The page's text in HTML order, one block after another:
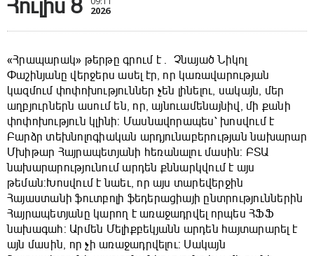
Հուլիս 8 2026
«Հրապարակ» թերթը գրում է ․ Չնայած Նիկոլ
Փաշինյանը վերջերս ասել էր, որ կառավարության
կազմում փոփոխություններ չեն լինելու, սակայն, մեր
աղբյուրներն ասում են, որ, այնուամենայնիվ, մի քանի
փոփոխություն կլինի: Մասնավորապես՝ խոսվում է
Բարձր տեխնոլոգիական արդյունաբերության նախարար
Մխիթար Հայրապետյանի հեռանալու մասին: ԲՏԱ
նախարարությունում արդեն քննարկվում է այս
թեման:Խոսվում է նաեւ, որ այս տարեվերջին
Հայաստանի ֆուտբոլի ֆեդերացիայի ընտրություններին
Հայրապետյանը կարող է առաջադրվել որպես ՀՖՖ
նախագահ: Արմեն Մելիքբեկյանն արդեն հայտարարել է
այն մասին, որ չի առաջադրվելու: Սակայն